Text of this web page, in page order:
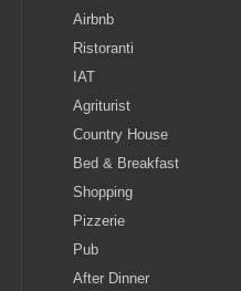
Airbnb
Ristoranti
IAT
Agriturist
Country House
Bed & Breakfast
Shopping
Pizzerie
Pub
After Dinner